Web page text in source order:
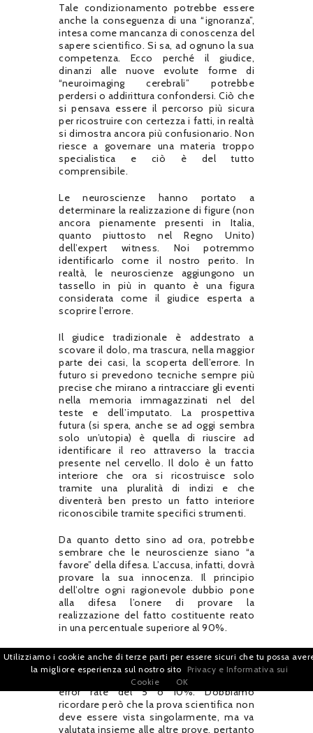
Tale condizionamento potrebbe essere
anche la conseguenza di una “ignoranza”,
intesa come mancanza di conoscenza del
sapere scientifico. Si sa, ad ognuno la sua
competenza. Ecco perché il giudice,
dinanzi alle nuove evolute forme di
“neuroimaging cerebrali” potrebbe
perdersi o addirittura confondersi. Ciò che
si pensava essere il percorso più sicura
per ricostruire con certezza i fatti, in realtà
si dimostra ancora più confusionario. Non
riesce a governare una materia troppo
specialistica e ciò è del tutto
comprensibile.
Le neuroscienze hanno portato a
determinare la realizzazione di figure (non
ancora pienamente presenti in Italia,
quanto piuttosto nel Regno Unito)
dell’expert witness. Noi potremmo
identificarlo come il nostro perito. In
realtà, le neuroscienze aggiungono un
tassello in più in quanto è una figura
considerata come il giudice esperta a
scoprire l’errore.
Il giudice tradizionale è addestrato a
scovare il dolo, ma trascura, nella maggior
parte dei casi, la scoperta dell’errore. In
futuro si prevedono tecniche sempre più
precise che mirano a rintracciare gli eventi
nella memoria immagazzinati nel del
teste e dell’imputato. La prospettiva
futura (si spera, anche se ad oggi sembra
solo un’utopia) è quella di riuscire ad
identificare il reo attraverso la traccia
presente nel cervello. Il dolo è un fatto
interiore che ora si ricostruisce solo
tramite una pluralità di indizi e che
diventerà ben presto un fatto interiore
riconoscibile tramite specifici strumenti.
Da quanto detto sino ad ora, potrebbe
sembrare che le neuroscienze siano “a
favore” della difesa. L’accusa, infatti, dovrà
provare la sua innocenza. Il principio
dell’oltre ogni ragionevole dubbio pone
alla difesa l’onere di provare la
realizzazione del fatto costituente reato
in una percentuale superiore al 90%.
Il che significa che le prove poste dalla
difesa potrebbero essere insufficienti per
provare la colpevolezza. Si tratta di un
error rate del 5 o 10%. Dobbiamo
ricordare però che la prova scientifica non
deve essere vista singolarmente, ma va
valutata insieme alle altre prove, pertanto
Utilizziamo i cookie anche di terze parti per essere sicuri che tu possa
la migliore esperienza sul nostro sito
Privacy e Informativa sui
Cookie
OK